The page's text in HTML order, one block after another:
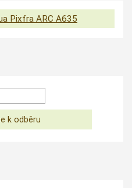
Pixfra ARC A635